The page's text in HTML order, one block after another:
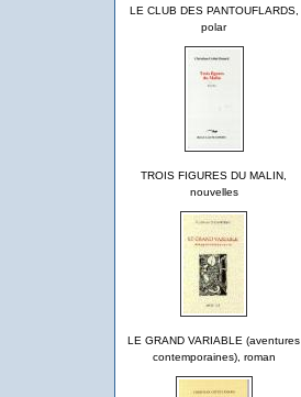
LE CLUB DES PANTOUFLARDS,
polar
TROIS FIGURES DU MALIN,
nouvelles
LE GRAND VARIABLE (aventures
contemporaines), roman